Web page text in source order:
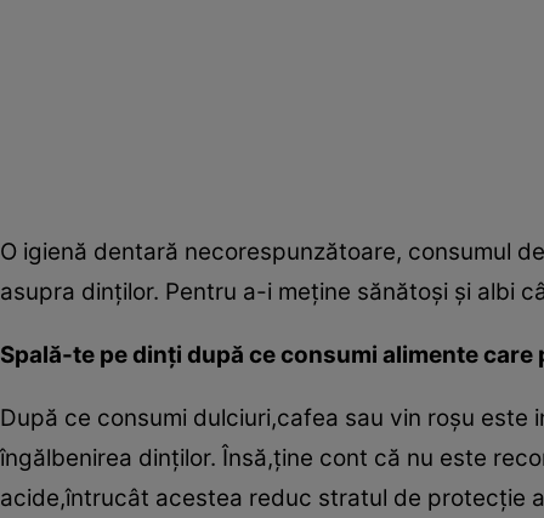
O igienă dentară necorespunzătoare, consumul
asupra dinţilor. Pentru a-i meţine sănătoşi şi albi
Spală-te pe dinţi după ce consumi alimente care
După ce consumi dulciuri,cafea sau vin roşu
îngălbenirea dinţilor. Însă,ţine cont că nu este
acide,întrucât acestea reduc stratul de protecţie